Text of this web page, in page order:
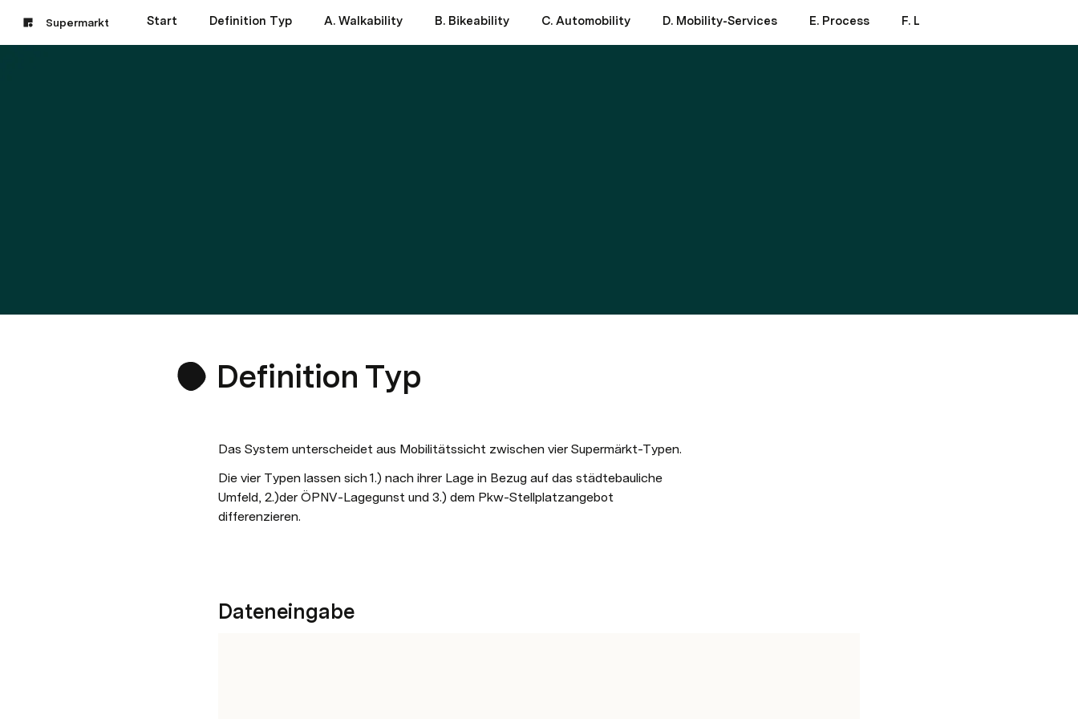
Supermarkt Start Definition Typ A. Walkability B. Bikeability C. Automobility D. Mobility-Services E. Process F. Logistics
Definition Typ
Das System unterscheidet aus Mobilitätssicht zwischen vier Supermärkt-Typen.
Die vier Typen lassen sich 1.) nach ihrer Lage in Bezug auf das städtebauliche
Umfeld, 2.)der ÖPNV-Lagegunst und 3.) dem Pkw-Stellplatzangebot
differenzieren.
Dateneingabe